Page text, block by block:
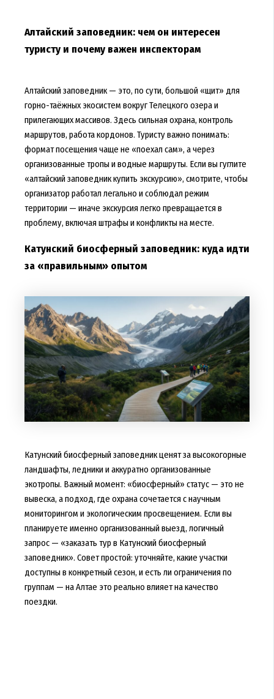
Алтайский заповедник: чем он интересен
туристу и почему важен инспекторам
Алтайский заповедник — это, по сути, большой «щит» для
горно-таёжных экосистем вокруг Телецкого озера и
прилегающих массивов. Здесь сильная охрана, контроль
маршрутов, работа кордонов. Туристу важно понимать:
формат посещения чаще не «поехал сам», а через
организованные тропы и водные маршруты. Если вы гуглите
«алтайский заповедник купить экскурсию», смотрите, чтобы
организатор работал легально и соблюдал режим
территории — иначе экскурсия легко превращается в
проблему, включая штрафы и конфликты на месте.
Катунский биосферный заповедник: куда идти
за «правильным» опытом
Катунский биосферный заповедник ценят за высокогорные
ландшафты, ледники и аккуратно организованные
экотропы. Важный момент: «биосферный» статус — это не
вывеска, а подход, где охрана сочетается с научным
мониторингом и экологическим просвещением. Если вы
планируете именно организованный выезд, логичный
запрос — «заказать тур в Катунский биосферный
заповедник». Совет простой: уточняйте, какие участки
доступны в конкретный сезон, и есть ли ограничения по
группам — на Алтае это реально влияет на качество
поездки.